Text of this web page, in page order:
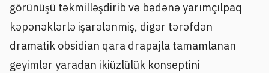
görünüşü təkmilləşdirib və bədənə yarımçılpaq
kəpənəklərlə işarələnmiş, digər tərəfdən
dramatik obsidian qara drapajla tamamlanan
geyimlər yaradan ikiüzlülük konseptini